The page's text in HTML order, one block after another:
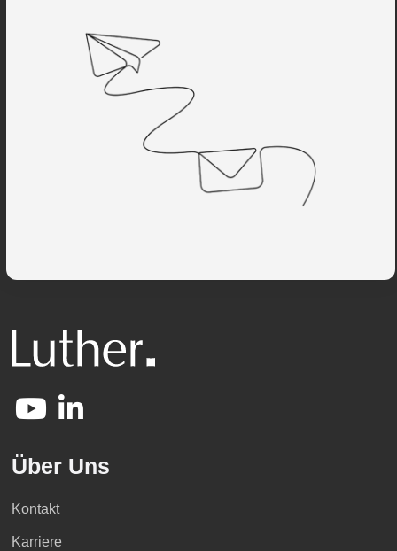
Über Uns
Kontakt
Karriere